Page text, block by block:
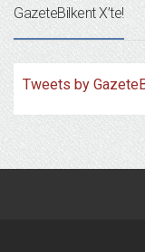
GazeteBilkent X’te!
Tweets by